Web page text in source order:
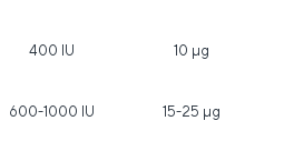
400 IU 10 μg
600-1000 IU 15-25 μg